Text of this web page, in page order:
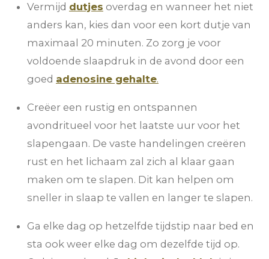
Vermijd dutjes overdag en wanneer het niet
anders kan, kies dan voor een kort dutje van
maximaal 20 minuten. Zo zorg je voor
voldoende slaapdruk in de avond door een
goed adenosine gehalte.
Creëer een rustig en ontspannen
avondritueel voor het laatste uur voor het
slapengaan. De vaste handelingen creëren
rust en het lichaam zal zich al klaar gaan
maken om te slapen. Dit kan helpen om
sneller in slaap te vallen en langer te slapen.
Ga elke dag op hetzelfde tijdstip naar bed en
sta ook weer elke dag om dezelfde tijd op.